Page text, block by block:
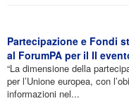
Partecipazione e Fondi
al ForumPA per il II
“La dimensione della
per l’Unione europea, con
informazioni nel...